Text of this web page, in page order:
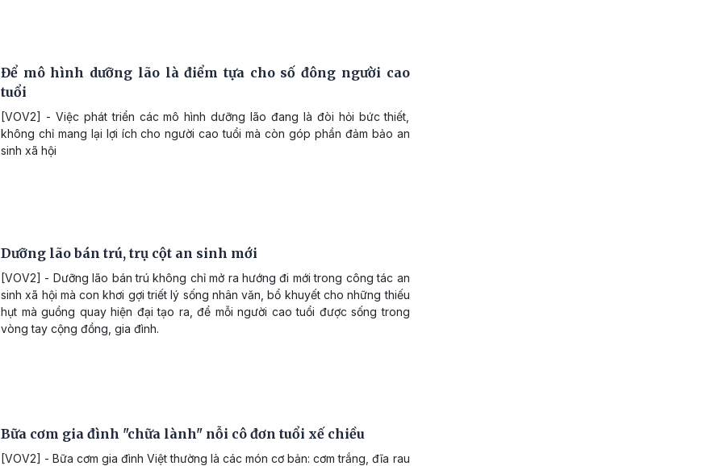
Để mô hình dưỡng lão là điểm tựa cho số đông người cao
tuổi
[VOV2] - Việc phát triển các mô hình dưỡng lão đang là đòi hỏi bức thiết,
không chỉ mang lại lợi ích cho người cao tuổi mà còn góp phần đảm bảo an
sinh xã hội
Dưỡng lão bán trú, trụ cột an sinh mới
[VOV2] - Dưỡng lão bán trú không chỉ mở ra hướng đi mới trong công tác an
sinh xã hội mà con khơi gợi triết lý sống nhân văn, bổ khuyết cho những thiếu
hụt mà guồng quay hiện đại tạo ra, để mỗi người cao tuổi được sống trong
vòng tay cộng đồng, gia đình.
Bữa cơm gia đình "chữa lành" nỗi cô đơn tuổi xế chiều
[VOV2] - Bữa cơm gia đình Việt thường là các món cơ bản: cơm trắng, đĩa rau